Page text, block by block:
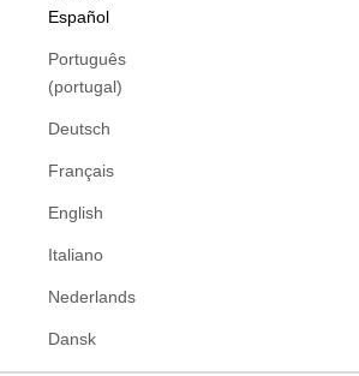
Español
Português
(portugal)
Deutsch
Français
English
Italiano
Nederlands
Dansk